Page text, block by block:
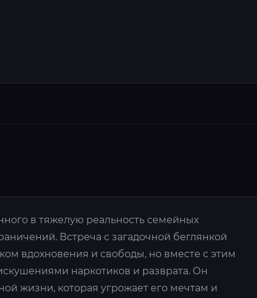
в тяжелую реальность семейных
Встреча с загадочной беглянкой
вдохновения и свободы, но вместе с этим
наркотиков и разврата. Он
жизни, которая угрожает его мечтам и